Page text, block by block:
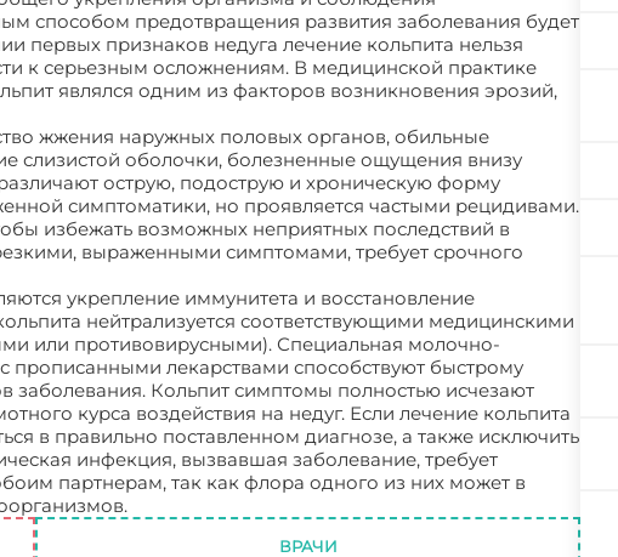
способом предотвращения развития заболевания будет
первых признаков недуга лечение кольпита нельзя
к серьезным осложнениям. В медицинской практике
являлся одним из факторов возникновения эрозий,
жжения наружных половых органов, обильные
слизистой оболочки, болезненные ощущения внизу
острую, подострую и хроническую форму
симптоматики, но проявляется частыми рецидивами.
избежать возможных неприятных последствий в
выраженными симптомами, требует срочного
укрепление иммунитета и восстановление
нейтрализуется соответствующими медицинскими
или противовирусными). Специальная молочно-
прописанными лекарствами способствуют быстрому
заболевания. Кольпит симптомы полностью исчезают
курса воздействия на недуг. Если лечение кольпита
в правильно поставленном диагнозе, а также исключить
инфекция, вызвавшая заболевание, требует
партнерам, так как флора одного из них может в
ВРАЧИ